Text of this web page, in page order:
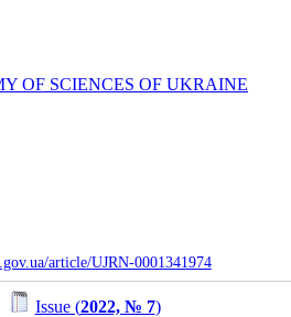
OF SCIENCES OF UKRAINE
article/UJRN-0001341974
Issue (2022, № 7)